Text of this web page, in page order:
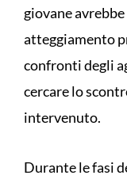
giovane
atteggiamento
confronti degli
cercare lo
intervenuto.
Durante le fasi